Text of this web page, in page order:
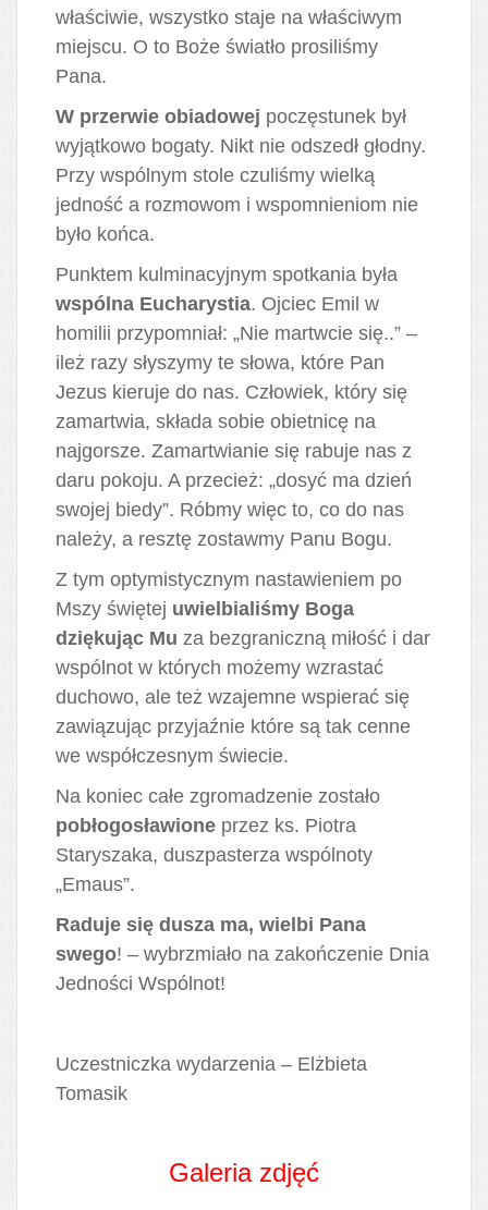
właściwie, wszystko staje na właściwym
miejscu. O to Boże światło prosiliśmy
Pana.
W przerwie obiadowej poczęstunek był
wyjątkowo bogaty. Nikt nie odszedł głodny.
Przy wspólnym stole czuliśmy wielką
jedność a rozmowom i wspomnieniom nie
było końca.
Punktem kulminacyjnym spotkania była
wspólna Eucharystia. Ojciec Emil w
homilii przypomniał: „Nie martwcie się..” –
ileż razy słyszymy te słowa, które Pan
Jezus kieruje do nas. Człowiek, który się
zamartwia, składa sobie obietnicę na
najgorsze. Zamartwianie się rabuje nas z
daru pokoju. A przecież: „dosyć ma dzień
swojej biedy”. Róbmy więc to, co do nas
należy, a resztę zostawmy Panu Bogu.
Z tym optymistycznym nastawieniem po
Mszy świętej uwielbialiśmy Boga
dziękując Mu za bezgraniczną miłość i dar
wspólnot w których możemy wzrastać
duchowo, ale też wzajemne wspierać się
zawiązując przyjaźnie które są tak cenne
we współczesnym świecie.
Na koniec całe zgromadzenie zostało
pobłogosławione przez ks. Piotra
Staryszaka, duszpasterza wspólnoty
„Emaus”.
Raduje się dusza ma, wielbi Pana
swego! – wybrzmiało na zakończenie Dnia
Jedności Wspólnot!
Uczestniczka wydarzenia – Elżbieta
Tomasik
Galeria zdjęć